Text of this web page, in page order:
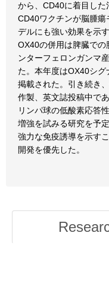
から、CD40に着目した
CD40ワクチンが脳腫
デルにも強い効果を示
OX40の併用は脾臓での
ンターフェロンガンマ
た。本年度はOX40シグ
掲載された。引き続き
作製、英文誌投稿中で
リンパ球の低酸素応答
増強を試みる研究を予
強力な免疫誘導を示す
開発を優先した。